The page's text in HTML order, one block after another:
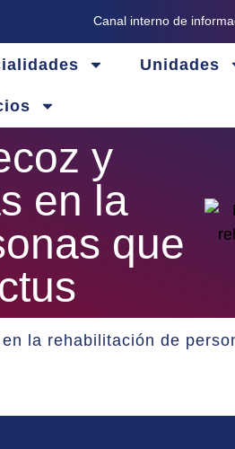
Canal interno de
Unidades
y
en la
que
la rehabilitación de